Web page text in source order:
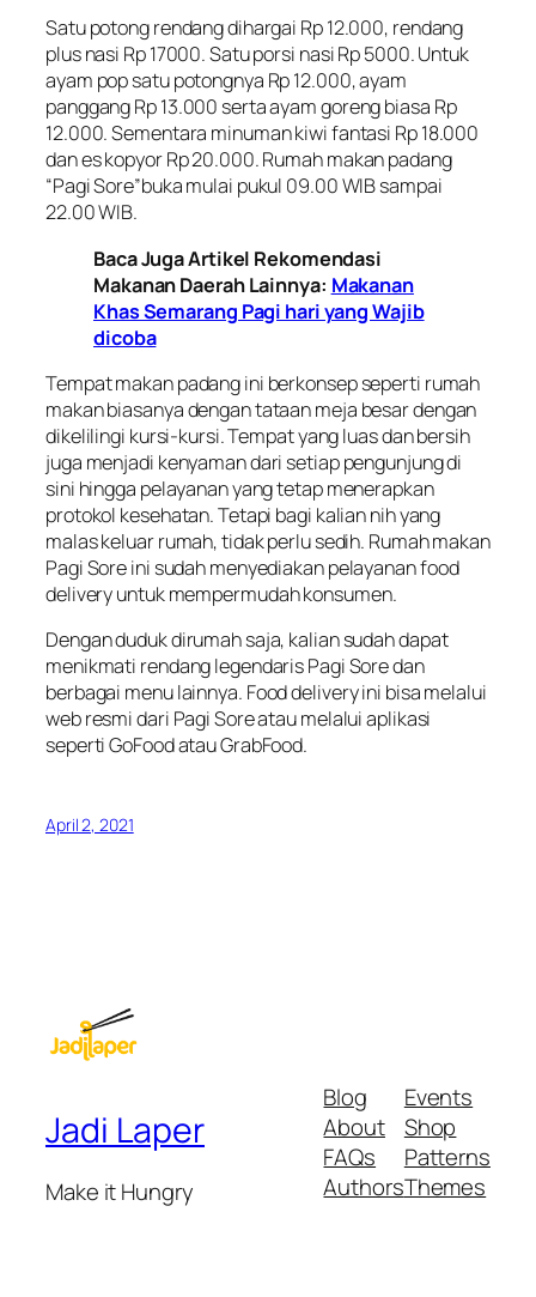
Satu potong rendang dihargai Rp 12.000, rendang
plus nasi Rp 17000. Satu porsi nasi Rp 5000. Untuk
ayam pop satu potongnya Rp 12.000, ayam
panggang Rp 13.000 serta ayam goreng biasa Rp
12.000. Sementara minuman kiwi fantasi Rp 18.000
dan es kopyor Rp 20.000. Rumah makan padang
“Pagi Sore”buka mulai pukul 09.00 WIB sampai
22.00 WIB.
Baca Juga Artikel Rekomendasi
Makanan Daerah Lainnya: Makanan
Khas Semarang Pagi hari yang Wajib
dicoba
Tempat makan padang ini berkonsep seperti rumah
makan biasanya dengan tataan meja besar dengan
dikelilingi kursi-kursi. Tempat yang luas dan bersih
juga menjadi kenyaman dari setiap pengunjung di
sini hingga pelayanan yang tetap menerapkan
protokol kesehatan. Tetapi bagi kalian nih yang
malas keluar rumah, tidak perlu sedih. Rumah makan
Pagi Sore ini sudah menyediakan pelayananfood
deliveryuntuk mempermudah konsumen.
Dengan duduk dirumah saja, kalian sudah dapat
menikmati rendang legendaris Pagi Sore dan
berbagai menu lainnya. Food deliveryini bisa melalui
web resmi dari Pagi Sore atau melalui aplikasi
seperti GoFood atau GrabFood.
April 2, 2021
Jadi Laper
Make it Hungry
Blog
About
FAQs
Authors
Events
Shop
Patterns
Themes